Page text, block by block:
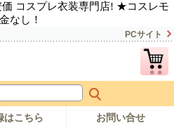
価 コスプレ衣装専門店! ★コスレモ
なし！
PCサイト
はこちら お問い合せ